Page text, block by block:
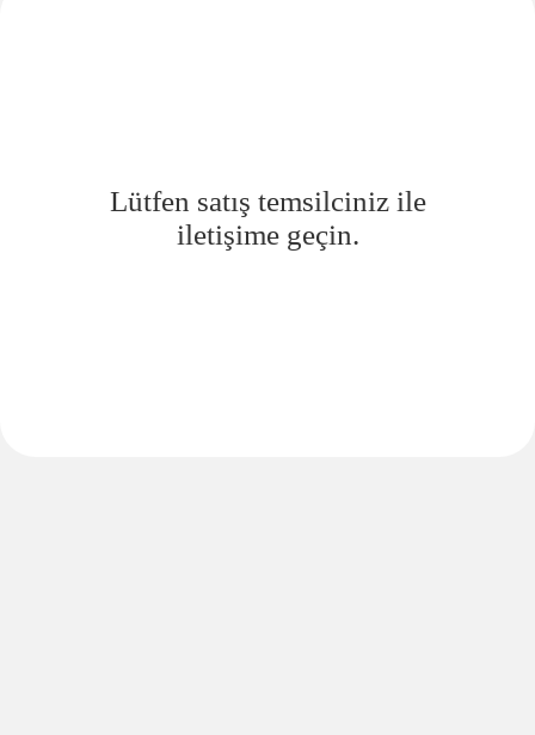
Lütfen satış temsilciniz ile
iletişime geçin.